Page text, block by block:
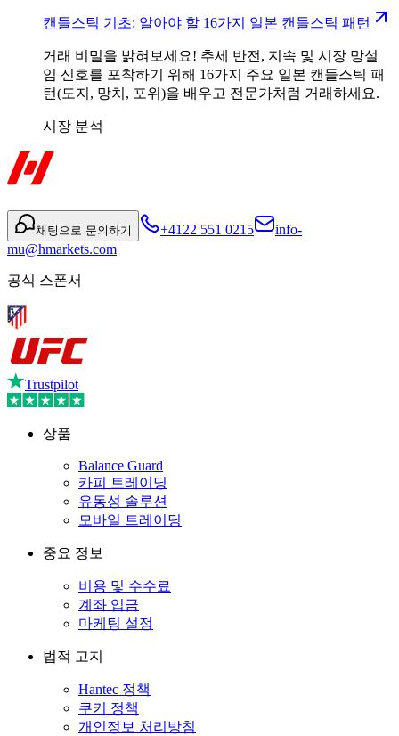
캔들스틱 기초: 알아야 할 16가지 일본 캔들스틱 패턴
거래 비밀을 밝혀보세요! 추세 반전, 지속 및 시장 망설
임 신호를 포착하기 위해 16가지 주요 일본 캔들스틱 패
턴(도지, 망치, 포위)을 배우고 전문가처럼 거래하세요.
시장 분석
채팅으로 문의하기 +4122 551 0215
info-
mu@hmarkets.com
공식 스폰서
Trustpilot
상품
Balance Guard
카피 트레이딩
유동성 솔루션
모바일 트레이딩
중요 정보
비용 및 수수료
계좌 입금
마케팅 설정
법적 고지
Hantec 정책
쿠키 정책
개인정보 처리방침